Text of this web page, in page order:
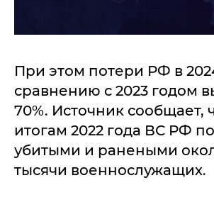
При этом потери РФ в
сравнению с 2023 годом
70%. Источник сообщает,
итогам 2022 года ВС РФ
убитыми и ранеными
тысячи военнослужащих.